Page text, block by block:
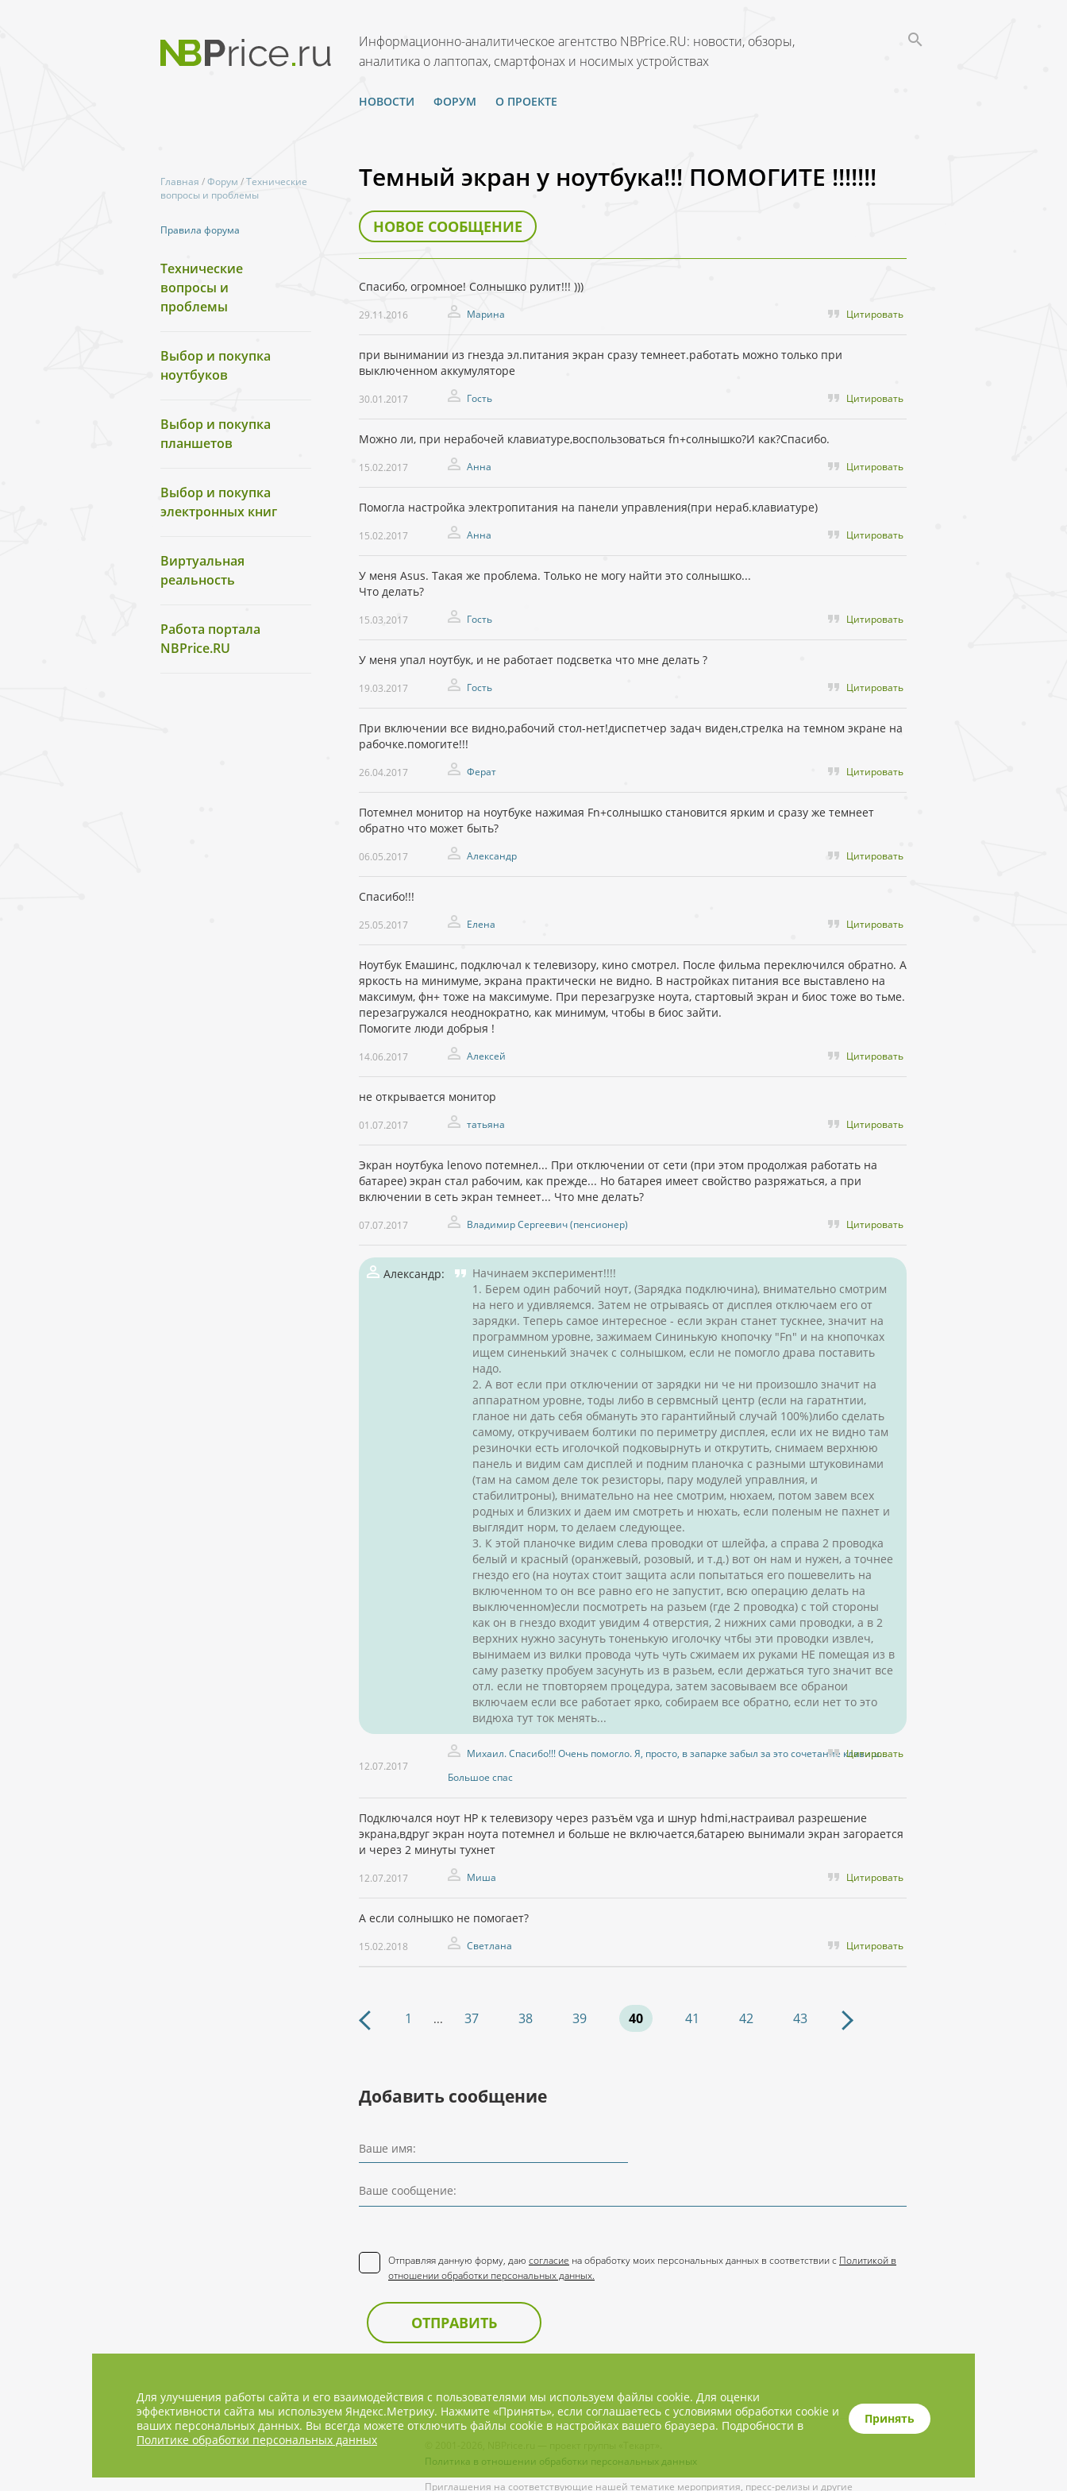
Информационно-аналитическое агентство NBPrice.RU: новости, обзоры,
аналитика о лаптопах, смартфонах и носимых устройствах
НОВОСТИ ФОРУМ О ПРОЕКТЕ
Главная /Форум /Технические
вопросы и проблемы
Правила форума
Технические
вопросы и
проблемы
Выбор и покупка
ноутбуков
Выбор и покупка
планшетов
Выбор и покупка
электронных книг
Виртуальная
реальность
Работа портала
NBPrice.RU
Темный экран у ноутбука!!! ПОМОГИТЕ !!!!!!!
НОВОЕ СООБЩЕНИЕ
Спасибо, огромное! Солнышко рулит!!! )))
29.11.2016 Марина Цитировать
при вынимании из гнезда эл.питания экран сразу темнеет.работать можно только при
выключенном аккумуляторе
30.01.2017 Гость Цитировать
Можно ли, при нерабочей клавиатуре,воспользоваться fn+солнышко?И как?Спасибо.
15.02.2017 Анна Цитировать
Помогла настройка электропитания на панели управления(при нераб.клавиатуре)
15.02.2017 Анна Цитировать
У меня Asus. Такая же проблема. Только не могу найти это солнышко...
Что делать?
15.03.2017 Гость Цитировать
У меня упал ноутбук, и не работает подсветка что мне делать ?
19.03.2017 Гость Цитировать
При включении все видно,рабочий стол-нет!диспетчер задач виден,стрелка на темном экране на
рабочке.помогите!!!
26.04.2017 Ферат Цитировать
Потемнел монитор на ноутбуке нажимая Fn+солнышко становится ярким и сразу же темнеет
обратно что может быть?
06.05.2017 Александр Цитировать
Спасибо!!!
25.05.2017 Елена Цитировать
Ноутбук Емашинс, подключал к телевизору, кино смотрел. После фильма переключился обратно. А
яркость на минимуме, экрана практически не видно. В настройках питания все выставлено на
максимум, фн+ тоже на максимуме. При перезагрузке ноута, стартовый экран и биос тоже во тьме.
перезагружался неоднократно, как минимум, чтобы в биос зайти.
Помогите люди добрыя !
14.06.2017 Алексей Цитировать
не открывается монитор
01.07.2017 татьяна Цитировать
Экран ноутбука lenovo потемнел... При отключении от сети (при этом продолжая работать на
батарее) экран стал рабочим, как прежде... Но батарея имеет свойство разряжаться, а при
включении в сеть экран темнеет... Что мне делать?
07.07.2017 Владимир Сергеевич (пенсионер) Цитировать
Александр:
Начинаем эксперимент!!!!
1. Берем один рабочий ноут, (Зарядка подключина), внимательно смотрим
на него и удивляемся. Затем не отрываясь от дисплея отключаем его от
зарядки. Теперь самое интересное - если экран станет тускнее, значит на
программном уровне, зажимаем Сининькую кнопочку "Fn" и на кнопочках
ищем синенький значек с солнышком, если не помогло драва поставить
надо.
2. А вот если при отключении от зарядки ни че ни произошло значит на
аппаратном уровне, тоды либо в сервмсный центр (если на гаратнтии,
гланое ни дать себя обмануть это гарантийный случай 100%)либо сделать
самому, откручиваем болтики по периметру дисплея, если их не видно там
резиночки есть иголочкой подковырнуть и открутить, снимаем верхнюю
панель и видим сам дисплей и подним планочка с разными штуковинами
(там на самом деле ток резисторы, пару модулей управлния, и
стабилитроны), внимательно на нее смотрим, нюхаем, потом завем всех
родных и близких и даем им смотреть и нюхать, если поленым не пахнет и
выглядит норм, то делаем следующее.
3. К этой планочке видим слева проводки от шлейфа, а справа 2 проводка
белый и красный (оранжевый, розовый, и т.д.) вот он нам и нужен, а точнее
гнездо его (на ноутах стоит защита асли попытаться его пошевелить на
включенном то он все равно его не запустит, всю операцию делать на
выключенном)если посмотреть на разьем (где 2 проводка) с той стороны
как он в гнездо входит увидим 4 отверстия, 2 нижних сами проводки, а в 2
верхних нужно засунуть тоненькую иголочку чтбы эти проводки извлеч,
вынимаем из вилки провода чуть чуть сжимаем их руками НЕ помещая из в
саму разетку пробуем засунуть из в разьем, если держаться туго значит все
отл. если не тповторяем процедура, затем засовываем все обранои
включаем если все работает ярко, собираем все обратно, если нет то это
видюха тут ток менять...
12.07.2017
Михаил. Спасибо!!! Очень помогло. Я, просто, в запарке забыл за это сочетание клавиш...
Большое спас
Цитировать
Подключался ноут НР к телевизору через разъём vga и шнур hdmi,настраивал разрешение
экрана,вдруг экран ноута потемнел и больше не включается,батарею вынимали экран загорается
и через 2 минуты тухнет
12.07.2017 Миша Цитировать
А если солнышко не помогает?
15.02.2018 Светлана Цитировать
1 ... 37 38 39 40 41 42 43
Добавить сообщение
Ваше имя:
Ваше сообщение:
Отправляя данную форму, даю согласие на обработку моих персональных данных в соответствии с Политикой в
отношении обработки персональных данных.
ОТПРАВИТЬ
Политика в отношении обработки персональных данных
Приглашения на соответствующие нашей тематике мероприятия, пресс-релизы и другие
Для улучшения работы сайта и его взаимодействия с пользователями мы используем файлы cookie. Для оценки
эффективности сайта мы используем Яндекс.Метрику. Нажмите «Принять», если соглашаетесь с условиями обработки cookie и
ваших персональных данных. Вы всегда можете отключить файлы cookie в настройках вашего браузера. Подробности в
Политике обработки персональных данных
Принять